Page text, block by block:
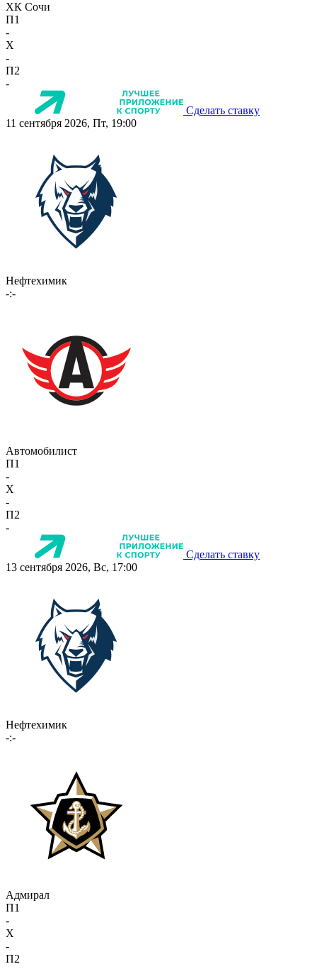
ХК Сочи
П1
-
X
-
П2
-
Сделать ставку
11 сентября 2026, Пт, 19:00
Нефтехимик
-:-
Автомобилист
П1
-
X
-
П2
-
Сделать ставку
13 сентября 2026, Вс, 17:00
Нефтехимик
-:-
Адмирал
П1
-
X
-
П2